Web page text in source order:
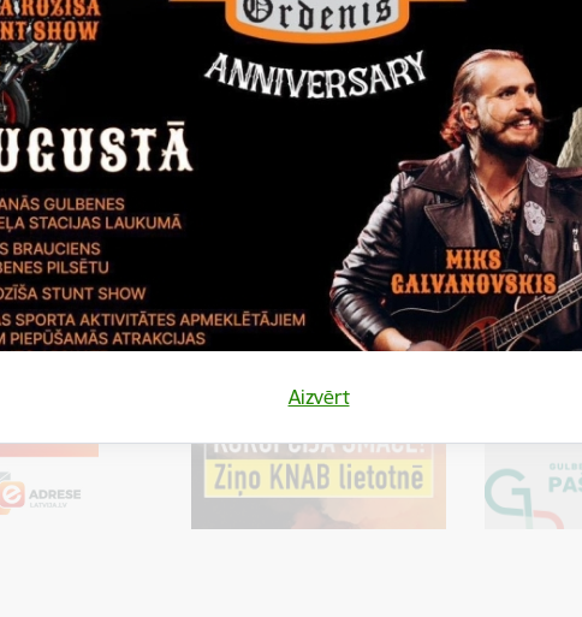
Aizvērt
67913568.
Інформація щодо в'їзду до та перебування в Латвії. Информация
Латвии. Pirmais solis, ierodoties Latvijā, ir zvans Valsts robežsardzei.
angliski Iekšlietu ministrijas kanālos.
Я виїжджаю з України через військовий конфлікт і мені потрібна
military conflict and I need help. Anketa Ukrainas iedzīvotājiem, kas
допомогавЛатвії